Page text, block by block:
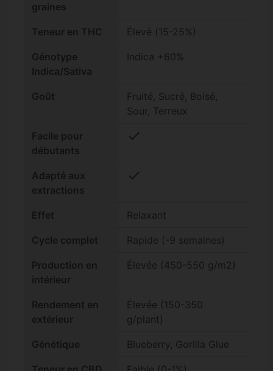
graines
Teneur en THC Élevé (15-25%)
Génotype
Indica/Sativa
Indica +60%
Goût
Fruité, Sucré, Boisé,
Sour, Terreux
Facile pour
débutants
check
Adapté aux
extractions
check
Effet Relaxant
Cycle complet Rapide (-9 semaines)
Production en
intérieur
Élevée (450-550 g/m2)
Rendement en
extérieur
Élevée (150-350
g/plant)
Génétique Blueberry, Gorilla Glue